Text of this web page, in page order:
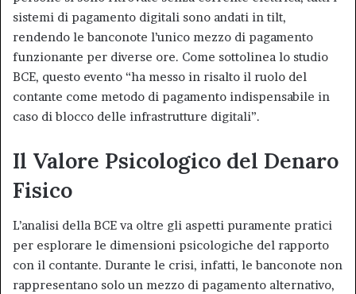
sistemi di pagamento digitali sono andati in tilt,
rendendo le banconote l’unico mezzo di pagamento
funzionante per diverse ore. Come sottolinea lo studio
BCE, questo evento “ha messo in risalto il ruolo del
contante come metodo di pagamento indispensabile in
caso di blocco delle infrastrutture digitali”.
Il Valore Psicologico del Denaro
Fisico
L’analisi della BCE va oltre gli aspetti puramente pratici
per esplorare le dimensioni psicologiche del rapporto
con il contante. Durante le crisi, infatti, le banconote non
rappresentano solo un mezzo di pagamento alternativo,